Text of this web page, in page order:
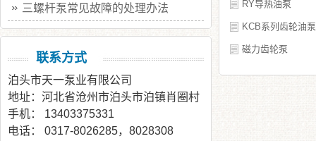
RY导热油泵
KCB系列齿轮油泵
磁力齿轮泵
三螺杆泵常见故障的处理办法
联系方式
泊头市天一泵业有限公司
地址：河北省沧州市泊头市泊镇肖圈村
手机： 13403375331
电话： 0317-8026285，8028308